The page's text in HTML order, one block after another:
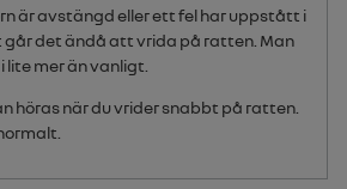
är avstängd eller ett fel har uppstått i
går det ändå att vrida på ratten. Man
lite mer än vanligt.
höras när du vrider snabbt på ratten.